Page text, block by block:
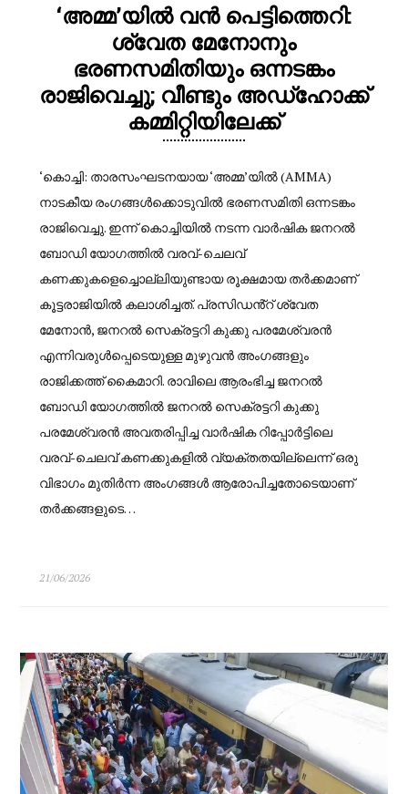
‘അമ്മ’യിൽ വൻ പെട്ടിത്തെറി:
ശ്വേത മേനോനും
ഭരണസമിതിയും ഒന്നടങ്കം
രാജിവെച്ചു; വീണ്ടും അഡ്ഹോക്ക്
കമ്മിറ്റിയിലേക്ക്
‘കൊച്ചി: താരസംഘടനയായ ‘അമ്മ’യിൽ (AMMA)
നാടകീയ രംഗങ്ങൾക്കൊടുവിൽ ഭരണസമിതി ഒന്നടങ്കം
രാജിവെച്ചു. ഇന്ന് കൊച്ചിയിൽ നടന്ന വാർഷിക ജനറൽ
ബോഡി യോഗത്തിൽ വരവ്-ചെലവ്
കണക്കുകളെച്ചൊല്ലിയുണ്ടായ രൂക്ഷമായ തർക്കമാണ്
കൂട്ടരാജിയിൽ കലാശിച്ചത്. പ്രസിഡൻ്റ് ശ്വേത
മേനോൻ, ജനറൽ സെക്രട്ടറി കുക്കു പരമേശ്വരൻ
എന്നിവരുൾപ്പെടെയുള്ള മുഴുവൻ അംഗങ്ങളും
രാജിക്കത്ത് കൈമാറി. രാവിലെ ആരംഭിച്ച ജനറൽ
ബോഡി യോഗത്തിൽ ജനറൽ സെക്രട്ടറി കുക്കു
പരമേശ്വരൻ അവതരിപ്പിച്ച വാർഷിക റിപ്പോർട്ടിലെ
വരവ്-ചെലവ് കണക്കുകളിൽ വ്യക്തതയില്ലെന്ന് ഒരു
വിഭാഗം മുതിർന്ന അംഗങ്ങൾ ആരോപിച്ചതോടെയാണ്
തർക്കങ്ങളുടെ…
21/06/2026